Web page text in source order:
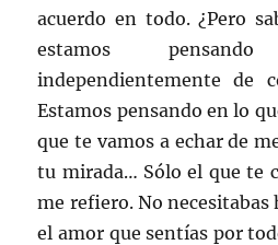
acuerdo en todo. ¿Pero
estamos
independientemente de
Estamos pensando en lo
que te vamos a echar de
tu mirada… Sólo el que te
me refiero. No necesitabas
el amor que sentías por